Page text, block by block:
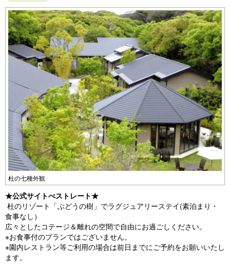
杜の七種外観
★公式サイトべストレート★
杜のリゾート「ぶどうの樹」でラグジュアリーステイ(素泊まり・
食事なし）
広々としたコテージ＆離れの空間で自由にお過ごしください。
※お食事付のプランではございません。
※園内レストラン等ご利用の場合は前日までにご予約をお願いいたし
ます。